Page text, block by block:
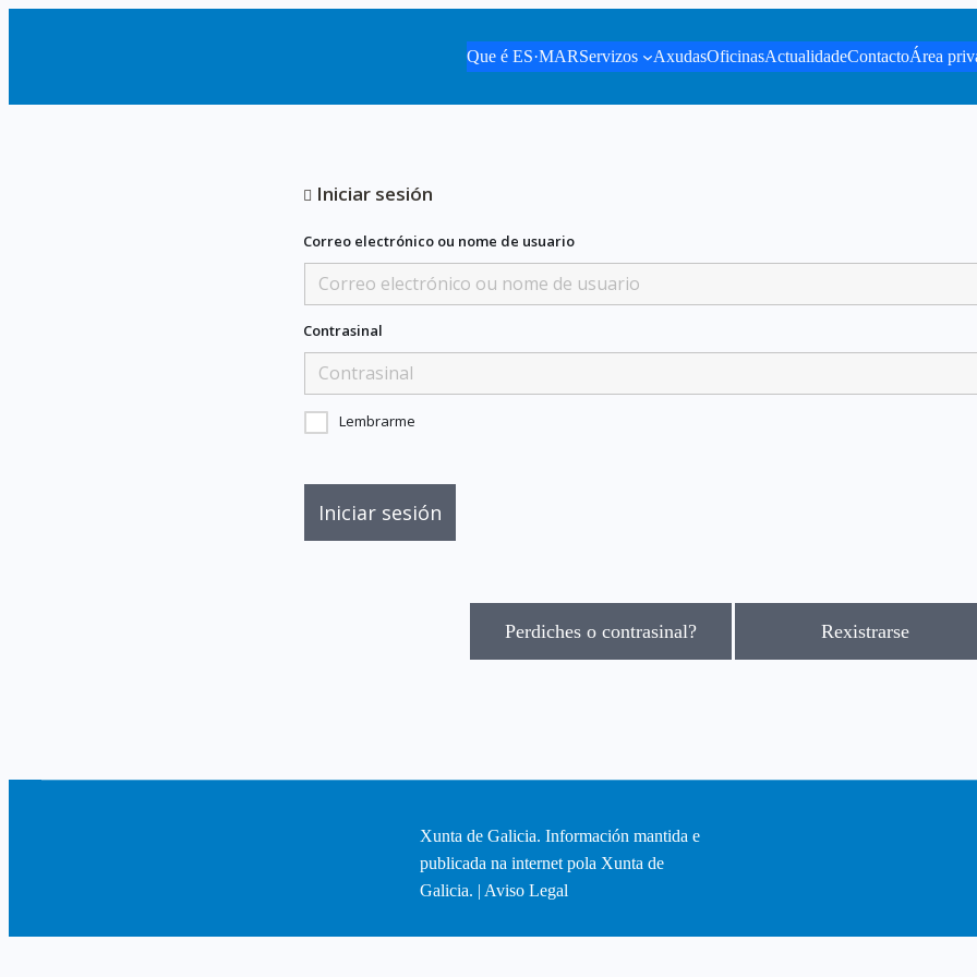
Que é ES·MARServizos AxudasOficinasActualidadeContactoÁrea
Iniciar sesión
Correo electrónico ou nome de usuario
Contrasinal
Lembrarme
Perdiches o contrasinal? Rexistrarse
Xunta de Galicia. Información mantida e
publicada na internet pola Xunta de
Galicia. | Aviso Legal